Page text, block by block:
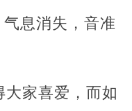
息消失，音准
家喜爱，而如